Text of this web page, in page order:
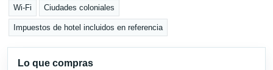
Wi-Fi Ciudades coloniales
Impuestos de hotel incluidos en referencia
Lo que compras